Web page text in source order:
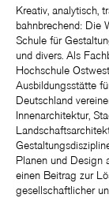
Kreativ, analytisch,
bahnbrechend: Die
Schule für
und divers. Als
Hochschule
Ausbildungsstätte
Deutschland
Innenarchitektur,
Planen und Design
einen Beitrag zur
gesellschaftlicher